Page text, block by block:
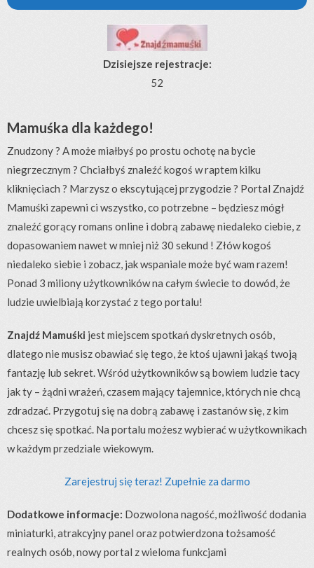
Dzisiejsze rejestracje:
52
Mamuśka dla każdego!
Znudzony ? A może miałbyś po prostu ochotę na bycie
niegrzecznym ? Chciałbyś znaleźć kogoś w raptem kilku
kliknięciach ? Marzysz o ekscytującej przygodzie ? Portal Znajdź
Mamuśki zapewni ci wszystko, co potrzebne – będziesz mógł
znaleźć gorący romans online i dobrą zabawę niedaleko ciebie, z
dopasowaniem nawet w mniej niż 30 sekund ! Złów kogoś
niedaleko siebie i zobacz, jak wspaniale może być wam razem!
Ponad 3 miliony użytkowników na całym świecie to dowód, że
ludzie uwielbiają korzystać z tego portalu!
Znajdź Mamuśki jest miejscem spotkań dyskretnych osób,
dlatego nie musisz obawiać się tego, że ktoś ujawni jakąś twoją
fantazję lub sekret. Wśród użytkowników są bowiem ludzie tacy
jak ty – żądni wrażeń, czasem mający tajemnice, których nie chcą
zdradzać. Przygotuj się na dobrą zabawę i zastanów się, z kim
chcesz się spotkać. Na portalu możesz wybierać w użytkownikach
w każdym przedziale wiekowym.
Zarejestruj się teraz! Zupełnie za darmo
Dodatkowe informacje: Dozwolona nagość, możliwość dodania
miniaturki, atrakcyjny panel oraz potwierdzona tożsamość
realnych osób, nowy portal z wieloma funkcjami